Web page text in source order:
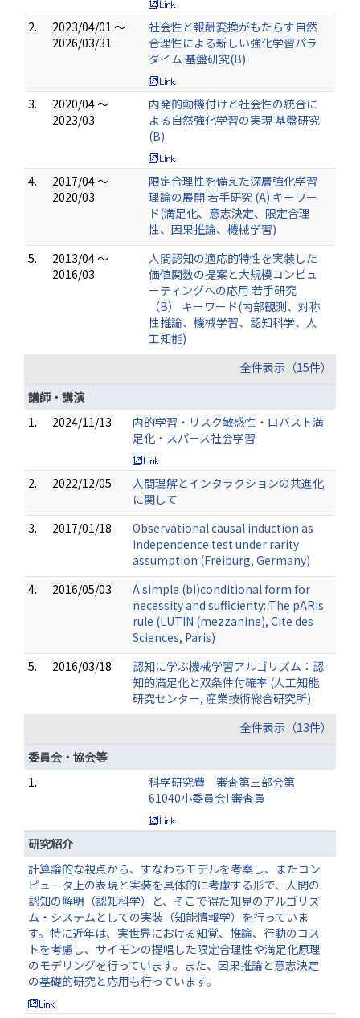
2.
2023/04/01 ～
2026/03/31
社会性と報酬変換がもたらす自然
合理性による新しい強化学習パラ
ダイム 基盤研究(B)
3.
2020/04 ～
2023/03
内発的動機付けと社会性の統合に
よる自然強化学習の実現 基盤研究
(B)
4.
2017/04 ～
2020/03
限定合理性を備えた深層強化学習
理論の展開 若手研究 (A) キーワー
ド(満足化、意志決定、限定合理
性、因果推論、機械学習)
5.
2013/04 ～
2016/03
人間認知の適応的特性を実装した
価値関数の提案と大規模コンピュ
ーティングへの応用 若手研究
（B） キーワード(内部観測、対称
性推論、機械学習、認知科学、人
工知能)
全件表示（15件）
講師・講演
1.
2024/11/13
内的学習・リスク敏感性・ロバスト満
足化・スパース社会学習
2. 2022/12/05
人間理解とインタラクションの共進化
に関して
3.
2017/01/18
Observational causal induction as
independence test under rarity
assumption (Freiburg, Germany)
4.
2016/05/03
A simple (bi)conditional form for
necessity and sufficienty: The pARIs
rule (LUTIN (mezzanine), Cite des
Sciences, Paris)
5.
2016/03/18
認知に学ぶ機械学習アルゴリズム：認
知的満足化と双条件付確率 (人工知能
研究センター, 産業技術総合研究所)
全件表示（13件）
委員会・協会等
1.
科学研究費 審査第三部会第
61040小委員会I 審査員
研究紹介
計算論的な視点から、すなわちモデルを考案し、またコン
ピュータ上の表現と実装を具体的に考慮する形で、人間の
認知の解明（認知科学）と、そこで得た知見のアルゴリズ
ム・システムとしての実装（知能情報学）を行っていま
す。特に近年は、実世界における知覚、推論、行動のコス
トを考慮し、サイモンの提唱した限定合理性や満足化原理
のモデリングを行っています。また、因果推論と意志決定
の基礎的研究と応用も行っています。